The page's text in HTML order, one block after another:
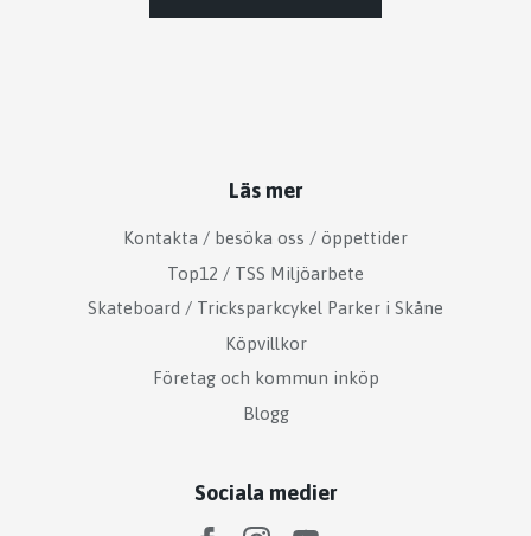
Läs mer
Kontakta / besöka oss / öppettider
Top12 / TSS Miljöarbete
Skateboard / Tricksparkcykel Parker i Skåne
Köpvillkor
Företag och kommun inköp
Blogg
Sociala medier